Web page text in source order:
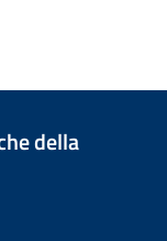
della